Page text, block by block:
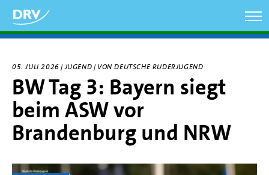
zum
Inhalt
05. JULI 2026 | JUGEND | VON DEUTSCHE RUDERJUGEND
BW Tag 3: Bayern siegt
beim ASW vor
Brandenburg und NRW